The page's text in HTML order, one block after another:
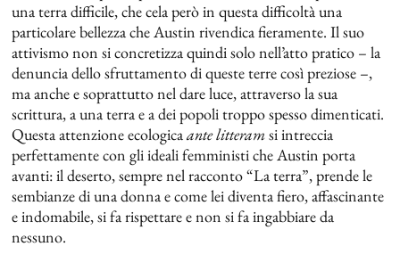
una terra difficile, che cela però in questa difficoltà una
particolare bellezza che Austin rivendica fieramente. Il suo
attivismo non si concretizza quindi solo nell’atto pratico – la
denuncia dello sfruttamento di queste terre così preziose –,
ma anche e soprattutto nel dare luce, attraverso la sua
scrittura, a una terra e a dei popoli troppo spesso dimenticati.
Questa attenzione ecologicaante litteramsi intreccia
perfettamente con gli ideali femministi che Austin porta
avanti: il deserto, sempre nel racconto “La terra”, prende le
sembianze di una donna e come lei diventa fiero, affascinante
e indomabile, si fa rispettare e non si fa ingabbiare da
nessuno.